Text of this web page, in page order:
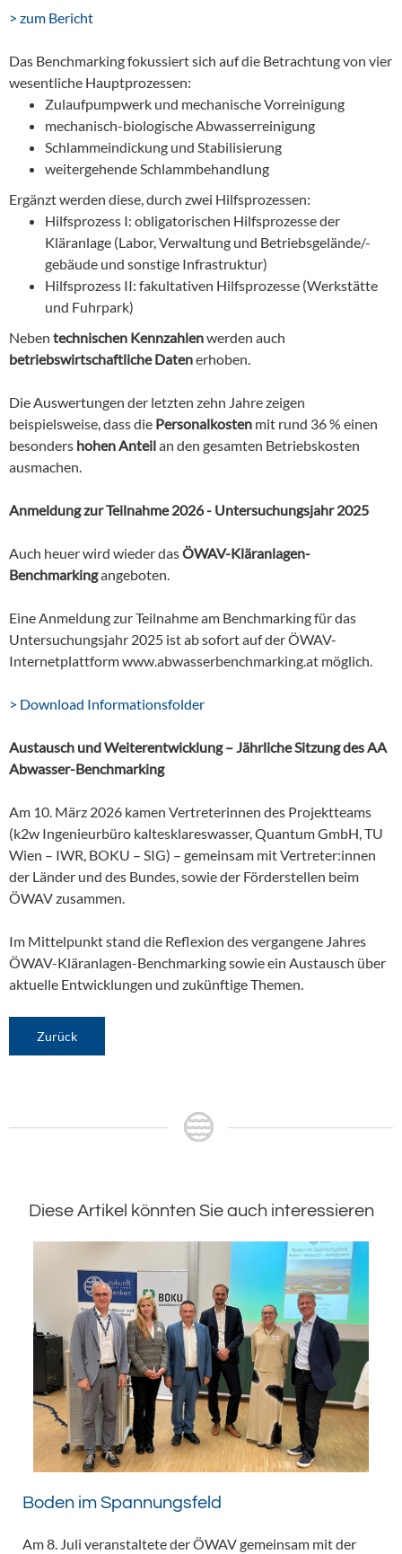
> zum Bericht
Das Benchmarking fokussiert sich auf die Betrachtung von vier
wesentliche Hauptprozessen:
Zulaufpumpwerk und mechanische Vorreinigung
mechanisch-biologische Abwasserreinigung
Schlammeindickung und Stabilisierung
weitergehende Schlammbehandlung
Ergänzt werden diese, durch zwei Hilfsprozessen:
Hilfsprozess I: obligatorischen Hilfsprozesse der
Kläranlage (Labor, Verwaltung und Betriebsgelände/-
gebäude und sonstige Infrastruktur)
Hilfsprozess II: fakultativen Hilfsprozesse (Werkstätte
und Fuhrpark)
Neben technischen Kennzahlenwerden auch
betriebswirtschaftliche Datenerhoben.
Die Auswertungen der letzten zehn Jahre zeigen
beispielsweise, dass die Personalkosten mit rund 36 % einen
besonders hohen Anteilan den gesamten Betriebskosten
ausmachen.
Anmeldung zur Teilnahme 2026 - Untersuchungsjahr 2025
Auch heuer wird wieder dasÖWAV-Kläranlagen-
Benchmarkingangeboten.
Eine Anmeldung zur Teilnahme am Benchmarking für das
Untersuchungsjahr 2025 ist ab sofort auf der ÖWAV-
Internetplattform www.abwasserbenchmarking.at möglich.
> Download Informationsfolder
Austausch und Weiterentwicklung – Jährliche Sitzung des AA
Abwasser-Benchmarking
Am 10. März 2026 kamen Vertreterinnen des Projektteams
(k2w Ingenieurbüro kaltesklareswasser, Quantum GmbH, TU
Wien – IWR, BOKU – SIG) – gemeinsam mit Vertreter:innen
der Länder und des Bundes, sowie der Förderstellen beim
ÖWAV zusammen.
Im Mittelpunkt stand die Reflexion des vergangene Jahres
ÖWAV-Kläranlagen-Benchmarking sowie ein Austausch über
aktuelle Entwicklungen und zukünftige Themen.
Zurück
Diese Artikel könnten Sie auch interessieren
Boden im Spannungsfeld
Am 8. Juli veranstaltete der ÖWAV gemeinsam mit der